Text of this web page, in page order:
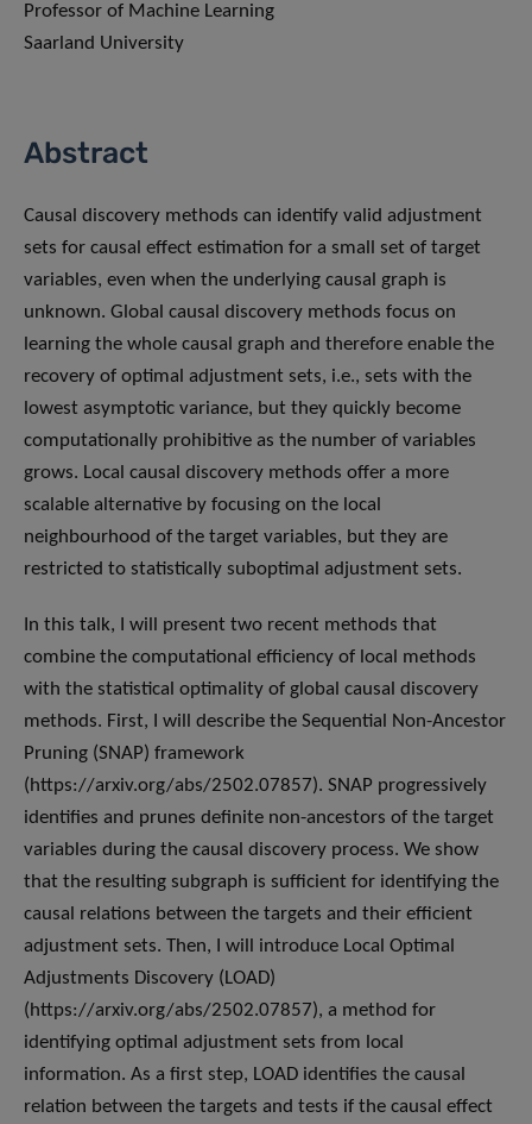
Professor of Machine Learning
Saarland University
Abstract
Causal discovery methods can identify valid adjustment
sets for causal effect estimation for a small set of target
variables, even when the underlying causal graph is
unknown. Global causal discovery methods focus on
learning the whole causal graph and therefore enable the
recovery of optimal adjustment sets, i.e., sets with the
lowest asymptotic variance, but they quickly become
computationally prohibitive as the number of variables
grows. Local causal discovery methods offer a more
scalable alternative by focusing on the local
neighbourhood of the target variables, but they are
restricted to statistically suboptimal adjustment sets.
In this talk, I will present two recent methods that
combine the computational efficiency of local methods
with the statistical optimality of global causal discovery
methods. First, I will describe the Sequential Non-Ancestor
Pruning (SNAP) framework
(https://arxiv.org/abs/2502.07857). SNAP progressively
identifies and prunes definite non-ancestors of the target
variables during the causal discovery process. We show
that the resulting subgraph is sufficient for identifying the
causal relations between the targets and their efficient
adjustment sets. Then, I will introduce Local Optimal
Adjustments Discovery (LOAD)
(https://arxiv.org/abs/2502.07857), a method for
identifying optimal adjustment sets from local
information. As a first step, LOAD identifies the causal
relation between the targets and tests if the causal effect